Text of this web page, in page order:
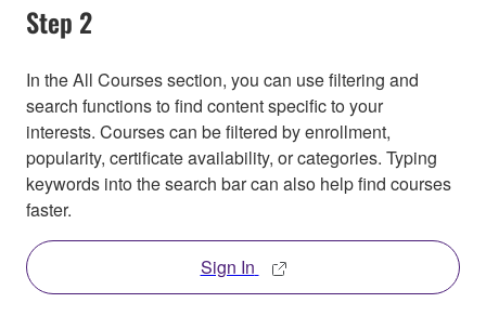
Step 2
In the All Courses section, you can use filtering and
search functions to find content specific to your
interests. Courses can be filtered by enrollment,
popularity, certificate availability, or categories. Typing
keywords into the search bar can also help find courses
faster.
Sign In